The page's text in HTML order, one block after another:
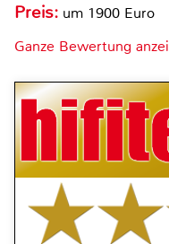
Preis: um 1900 Euro
Ganze Bewertung